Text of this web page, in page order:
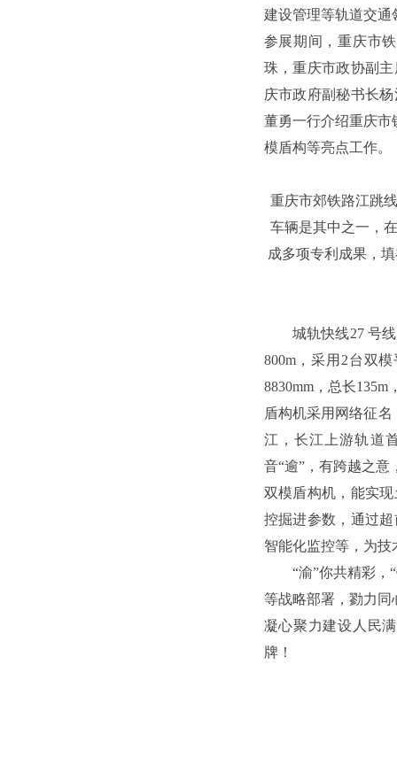
建设管理等轨道交通
参展期间，重庆市
珠，重庆市政协副
庆市政府副秘书长
董勇一行介绍重庆市
模盾构等亮点工作。
重庆市郊铁路江跳
车辆是其中之一，
成多项专利成果，
城轨快线27 号
800m，采用2台双
8830mm，总长
盾构机采用网络征名
江，长江上游轨道
音“逾”，有跨越之意
双模盾构机，能实
控掘进参数，通过
智能化监控等，为
“渝”你共精彩
等战略部署，勠力同
凝心聚力建设人民
牌！